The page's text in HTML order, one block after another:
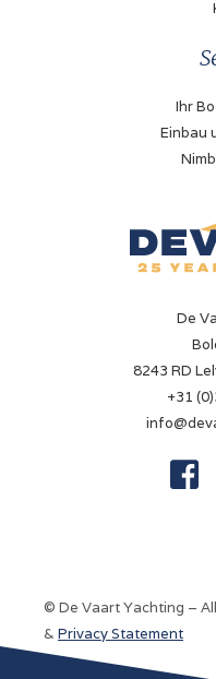
Ihr
Einbau
De
8243 RD
+31

© De Vaart Yachting –
& Privacy Statement